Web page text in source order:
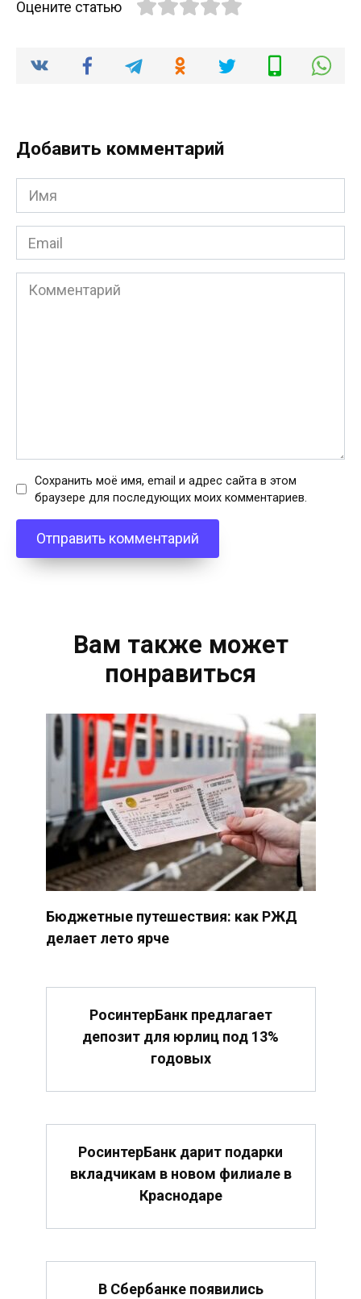
Оцените статью
Добавить комментарий
Имя
*
Email
*
Комментарий
Сохранить моё имя, email и адрес сайта в этом
браузере для последующих моих комментариев.
Вам также может
понравиться
Бюджетные путешествия: как РЖД
делает лето ярче
РосинтерБанк предлагает
депозит для юрлиц под 13%
годовых
РосинтерБанк дарит подарки
вкладчикам в новом филиале в
Краснодаре
В Сбербанке появились